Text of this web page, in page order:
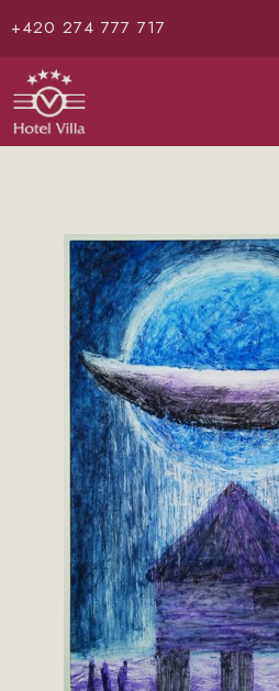
+420 274 777 717